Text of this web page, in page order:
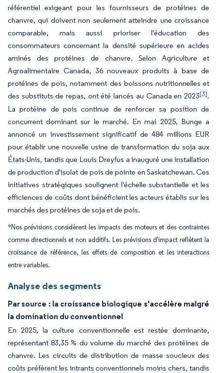
référentiel exigeant pour les fournisseurs de protéines de
chanvre, qui doivent non seulement atteindre une croissance
comparable, mais aussi prioriser l'éducation des
consommateurs concernant la densité supérieure en acides
aminés des protéines de chanvre. Selon Agriculture et
Agroalimentaire Canada, 36 nouveaux produits à base de
protéines de pois, notamment des boissons nutritionnelles et
des substituts de repas, ont été lancés au Canada en 2023[3].
La protéine de pois continue de renforcer sa position de
concurrent dominant sur le marché. En mai 2025, Bunge a
annoncé un investissement significatif de 484 millions EUR
pour établir une nouvelle usine de transformation du soja aux
États-Unis, tandis que Louis Dreyfus a inauguré une installation
de production d'isolat de pois de pointe en Saskatchewan. Ces
initiatives stratégiques soulignent l'échelle substantielle et les
efficiences de coûts dont bénéficient les acteurs établis sur les
marchés des protéines de soja et de pois.
*Nos prévisions considèrent les impacts des moteurs et des contraintes
comme directionnels et non additifs. Les prévisions d'impact reflètent la
croissance de référence, les effets de composition et les interactions
entre variables.
Analyse des segments
Par source : la croissance biologique s'accélère malgré
la domination du conventionnel
En 2025, la culture conventionnelle est restée dominante,
représentant 83,35 % du volume du marché des protéines de
chanvre. Les circuits de distribution de masse soucieux des
coûts préfèrent les intrants conventionnels moins chers, tandis